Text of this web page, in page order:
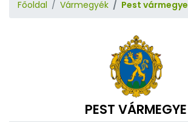
Főoldal Vármegyék Pest vármegye
PEST VÁRMEGYE